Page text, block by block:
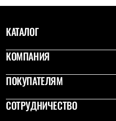
Где купить
КАТАЛОГ
КОМПАНИЯ
ПОКУПАТЕЛЯМ
СОТРУДНИЧЕСТВО